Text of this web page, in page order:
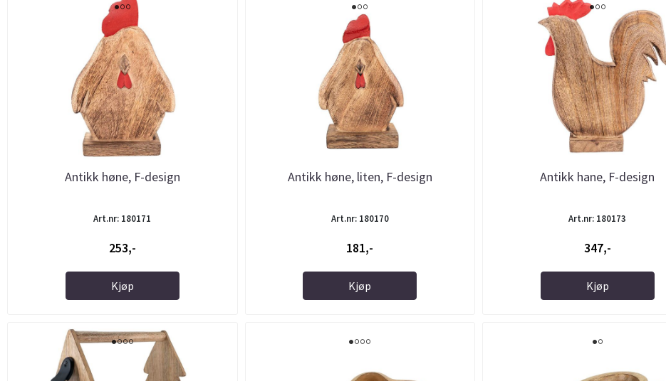
Antikk høne, F-design
Art.nr: 180171
253,-
Kjøp
Antikk høne, liten, F-design
Art.nr: 180170
181,-
Kjøp
Antikk hane, F-design
Art.nr: 180173
347,-
Kjøp